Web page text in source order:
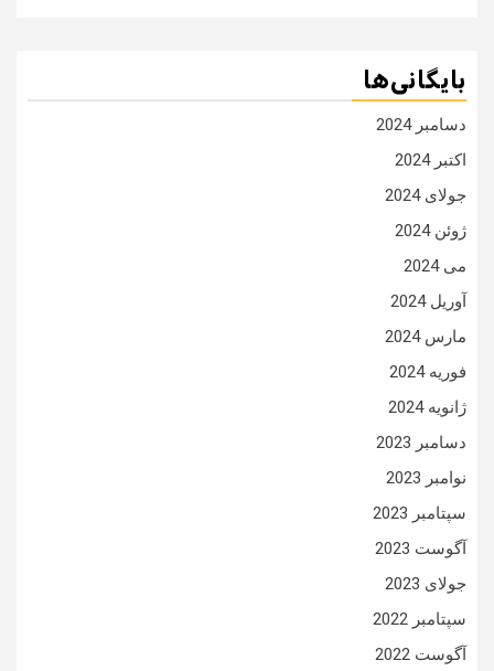
بایگانی‌ها
دسامبر 2024
اکتبر 2024
جولای 2024
ژوئن 2024
می 2024
آوریل 2024
مارس 2024
فوریه 2024
ژانویه 2024
دسامبر 2023
نوامبر 2023
سپتامبر 2023
آگوست 2023
جولای 2023
سپتامبر 2022
آگوست 2022